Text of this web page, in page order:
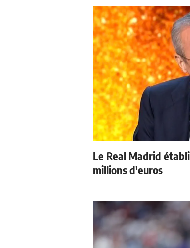
Le Real Madrid
millions d'euros